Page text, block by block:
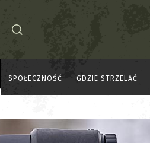
SPOŁECZNOŚĆ GDZIE STRZELAĆ